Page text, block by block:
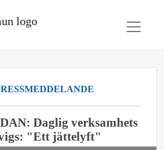
Daglig verksamhets
"Ett jättelyft"